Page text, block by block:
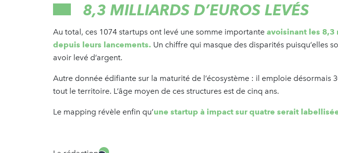
8,3 MILLIARDS D’EUROS LEVÉS
Au total, ces 1074 startups ont levé une somme importante avoisinant les 8,3
depuis leurs lancements. Un chiffre qui masque des disparités puisqu’elles
avoir levé d’argent.
Autre donnée édifiante sur la maturité de l’écosystème : il emploie désormais
tout le territoire. L’âge moyen de ces structures est de cinq ans.
Le mapping révèle enfin qu’une startup à impact sur quatre serait